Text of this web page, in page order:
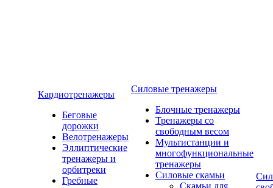
Кардиотренажеры
Беговые
дорожки
Велотренажеры
Эллиптические
тренажеры и
орбитреки
Гребные
Силовые тренажеры
Блочные тренажеры
Тренажеры со
свободным весом
Мультистанции и
многофункциональные
тренажеры
Силовые скамьи
Скамьи для